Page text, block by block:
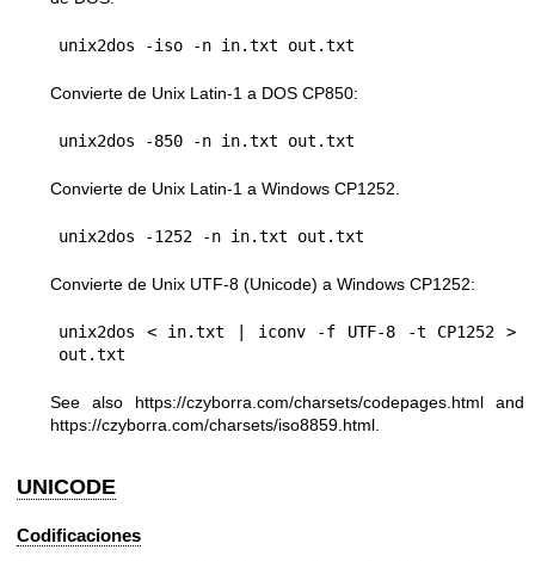
Convierte de Unix Latin-1 a DOS CP850:
Convierte de Unix Latin-1 a Windows CP1252.
Convierte de Unix UTF-8 (Unicode) a Windows CP1252:
unix2dos < in.txt | iconv -f UTF-8 -t CP1252 >
See also https://czyborra.com/charsets/codepages.html and
https://czyborra.com/charsets/iso8859.html.
UNICODE
Codificaciones